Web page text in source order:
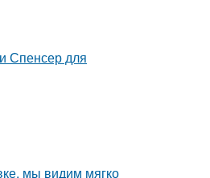
Спенсер для
мы видим мягко